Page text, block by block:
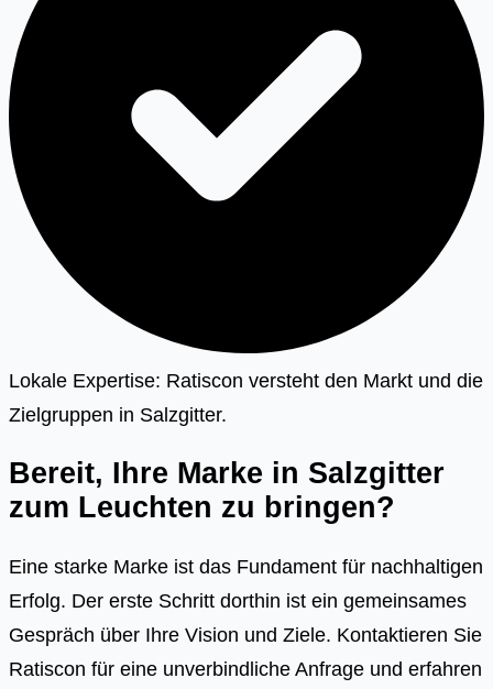
Lokale Expertise: Ratiscon versteht den Markt und die
Zielgruppen in Salzgitter.
Bereit, Ihre Marke in Salzgitter
zum Leuchten zu bringen?
Eine starke Marke ist das Fundament für nachhaltigen
Erfolg. Der erste Schritt dorthin ist ein gemeinsames
Gespräch über Ihre Vision und Ziele. Kontaktieren Sie
Ratiscon für eine unverbindliche Anfrage und erfahren